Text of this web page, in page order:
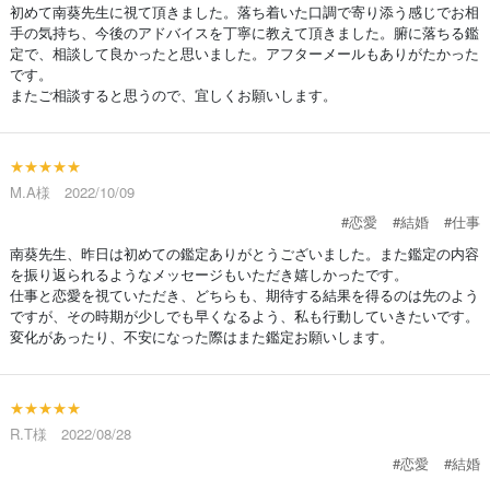
初めて南葵先生に視て頂きました。落ち着いた口調で寄り添う感じでお相
手の気持ち、今後のアドバイスを丁寧に教えて頂きました。腑に落ちる鑑
定で、相談して良かったと思いました。アフターメールもありがたかった
です。
またご相談すると思うので、宜しくお願いします。
★★★★★
M.A様 2022/10/09
#恋愛
#結婚
#仕事
南葵先生、昨日は初めての鑑定ありがとうございました。また鑑定の内容
を振り返られるようなメッセージもいただき嬉しかったです。
仕事と恋愛を視ていただき、どちらも、期待する結果を得るのは先のよう
ですが、その時期が少しでも早くなるよう、私も行動していきたいです。
変化があったり、不安になった際はまた鑑定お願いします。
★★★★★
R.T様 2022/08/28
#恋愛
#結婚